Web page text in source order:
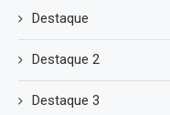
Destaque
Destaque 2
Destaque 3